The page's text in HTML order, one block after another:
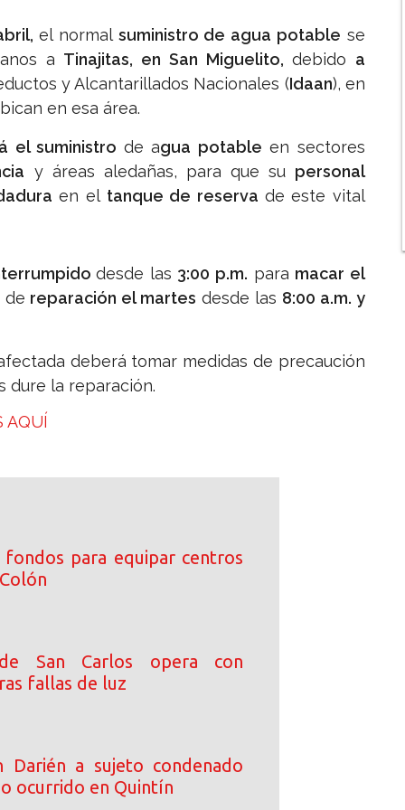
el normal suministro de agua potable se
a Tinajitas, en San Miguelito, debido a
y Alcantarillados Nacionales (Idaan), en
en esa área.
el suministro de agua potable en sectores
y áreas aledañas, para que su personal
en el tanque de reserva de este vital
desde las 3:00 p.m. para macar el
de reparación el martes desde las 8:00 a.m. y
deberá tomar medidas de precaución
dure la reparación.
AQUÍ
fondos para equipar centros
San Carlos opera con
fallas de luz
Darién a sujeto condenado
ocurrido en Quintín